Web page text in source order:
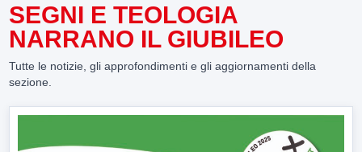
SEGNI E TEOLOGIA
NARRANO IL GIUBILEO
Tutte le notizie, gli approfondimenti e gli aggiornamenti della
sezione.